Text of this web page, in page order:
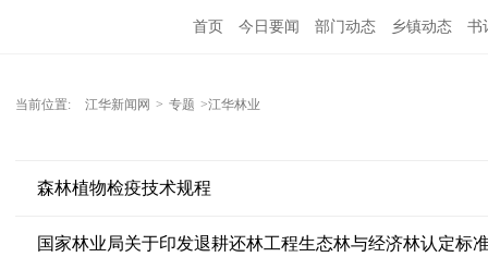
首页 今日要闻 部门动态 乡镇动态 书
当前位置: 江华新闻网 > 专题 >江华林业
森林植物检疫技术规程
国家林业局关于印发退耕还林工程生态林与经济林认定标